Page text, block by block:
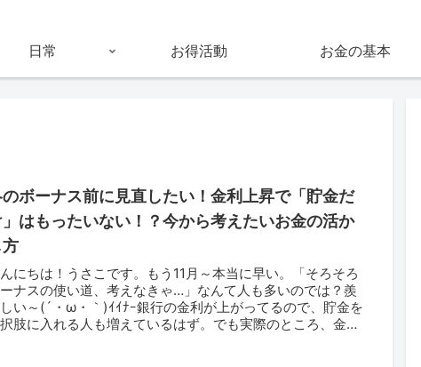
日常 お得活動 お金の基本
ボーナス前に見直したい！金利上昇で「貯金だ
はもったいない！？今から考えたいお金の活か
にちは！うさこです。もう11月～本当に早い。「そろそろ
ナスの使い道、考えなきゃ…」なんて人も多いのでは？羨
い～(´・ω・｀)ｲｲﾅｰ銀行の金利が上がってるので、貯金を
肢に入れる人も増えているはず。でも実際のところ、金利